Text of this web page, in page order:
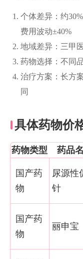
个体差异：约
费用波动±40%
地域差异：三甲
药物选择：不同
治疗方案：长方
同
具体药物价
药物类型 药品
国产药
物
尿源性
针
国产药
物
丽申宝